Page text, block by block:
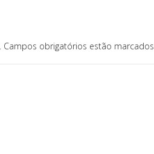
obrigatórios estão marcados